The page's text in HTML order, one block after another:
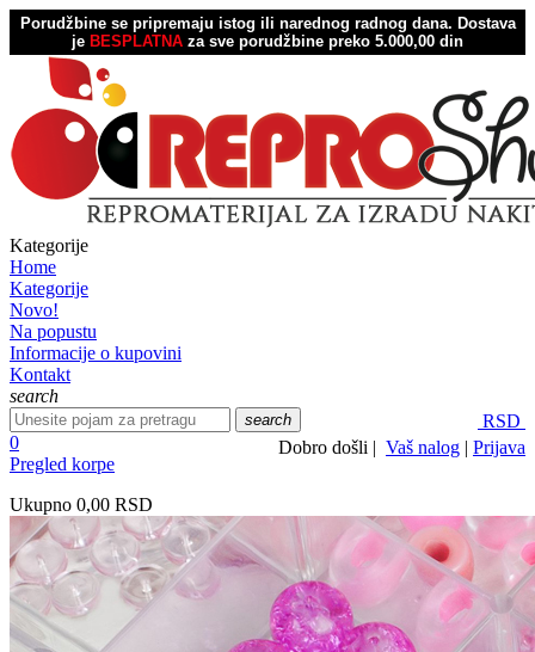
Porudžbine se pripremaju istog ili narednog radnog dana. Dostava
je BESPLATNA za sve porudžbine preko 5.000,00 din
Kategorije
Home
Kategorije
Novo!
Na popustu
Informacije o kupovini
Kontakt
RSD
Dobro došli | Vaš nalog | Prijava
search
search
0
Pregled korpe
Ukupno 0,00 RSD